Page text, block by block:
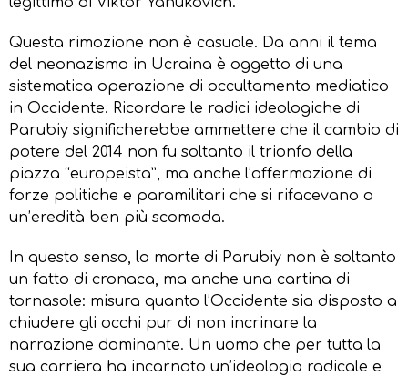
Questa rimozione non è casuale. Da anni il tema
del neonazismo in Ucraina è oggetto di una
sistematica operazione di occultamento mediatico
in Occidente. Ricordare le radici ideologiche di
Parubiy significherebbe ammettere che il cambio di
potere del 2014 non fu soltanto il trionfo della
piazza “europeista”, ma anche l’affermazione di
forze politiche e paramilitari che si rifacevano a
un’eredità ben più scomoda.
In questo senso, la morte di Parubiy non è soltanto
un fatto di cronaca, ma anche una cartina di
tornasole: misura quanto l’Occidente sia disposto a
chiudere gli occhi pur di non incrinare la
narrazione dominante. Un uomo che per tutta la
sua carriera ha incarnato un’ideologia radicale e